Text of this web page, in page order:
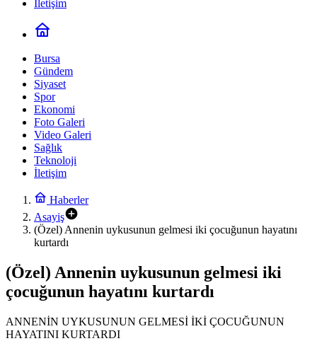
İletişim
Bursa
Gündem
Siyaset
Spor
Ekonomi
Foto Galeri
Video Galeri
Sağlık
Teknoloji
İletişim
Haberler
Asayiş
(Özel) Annenin uykusunun gelmesi iki çocuğunun hayatını
kurtardı
(Özel) Annenin uykusunun gelmesi iki
çocuğunun hayatını kurtardı
ANNENİN UYKUSUNUN GELMESİ İKİ ÇOCUĞUNUN
HAYATINI KURTARDI